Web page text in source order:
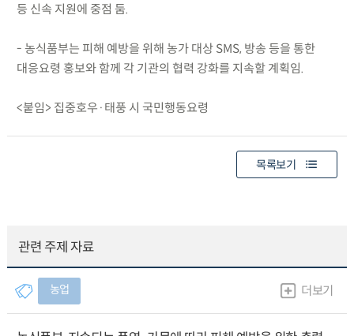
등 신속 지원에 중점 둠.
- 농식품부는 피해 예방을 위해 농가 대상 SMS, 방송 등을 통한
대응요령 홍보와 함께 각 기관의 협력 강화를 지속할 계획임.
<붙임> 집중호우·태풍 시 국민행동요령
목록보기
관련 주제 자료
농업 더보기